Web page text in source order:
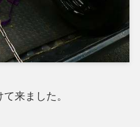
来ました。